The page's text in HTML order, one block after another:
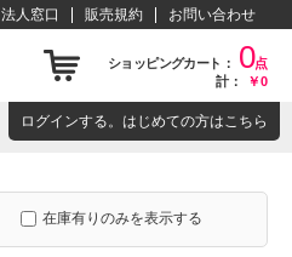
法人窓口 販売規約 お問い合わせ
ショッピングカート： 0点
計：
￥0
ログインする。はじめての方はこちら
在庫有りのみを表示する